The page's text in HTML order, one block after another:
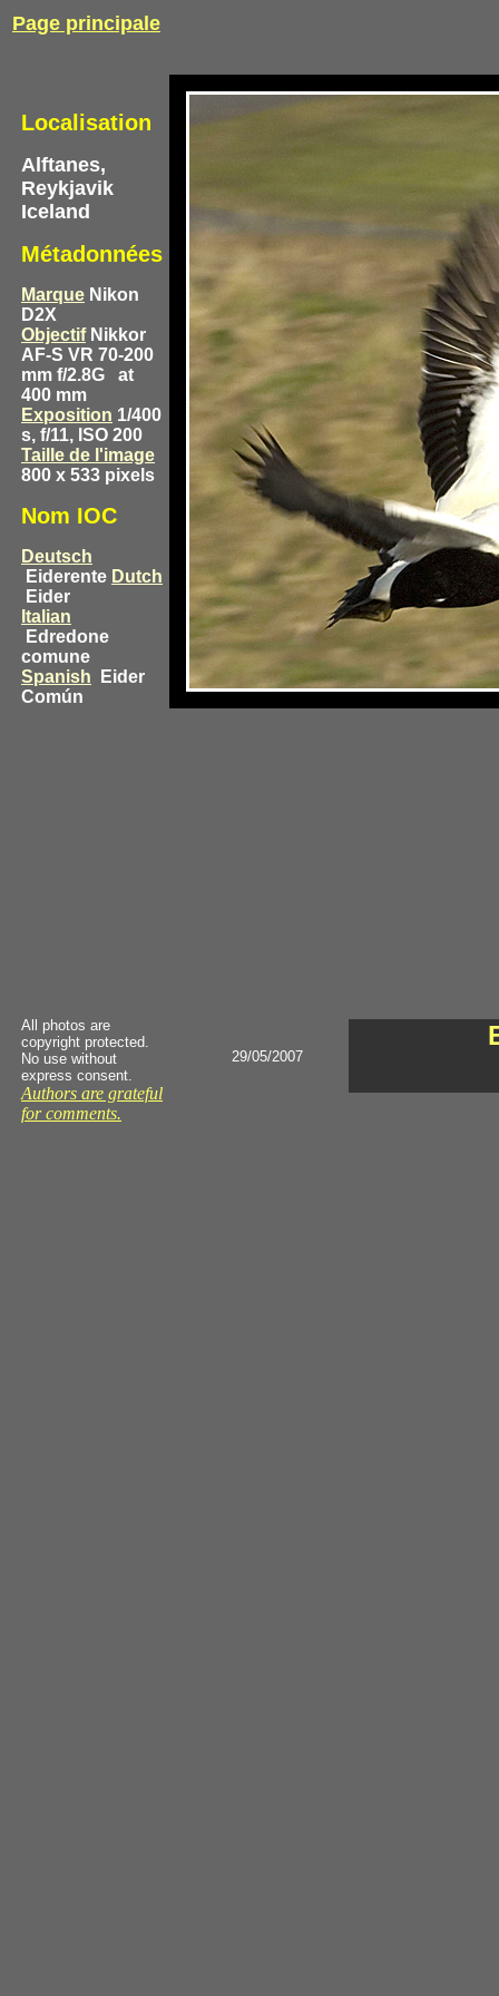
Page principale
Localisation
Alftanes,
Reykjavik
Iceland
Métadonnées
Marque Nikon
D2X
ObjectifNikkor
AF-S VR 70-200
mm f/2.8G
at
400 mm
Exposition 1/400
s, f/11, ISO 200
Taille de l'image
800 x 533 pixels
Nom IOC
Deutsch
Eiderente Dutch
Eider
Italian
Edredone
comune
Spanish
Eider
Común
All photos are
copyright protected.
No use without
express consent.
Authors are grateful
for comments.
29/05/2007